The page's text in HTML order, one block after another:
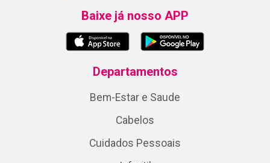
Baixe já nosso APP
Departamentos
Bem-Estar e Saude
Cabelos
Cuidados Pessoais